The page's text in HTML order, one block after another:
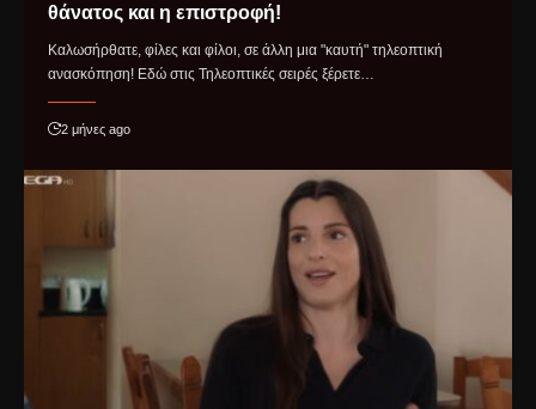
θάνατος και η επιστροφή!
Καλωσήρθατε, φίλες και φίλοι, σε άλλη μια "καυτή" τηλεοπτική
ανασκόπηση! Εδώ στις Τηλεοπτικές σειρές ξέρετε…
2 μήνες ago